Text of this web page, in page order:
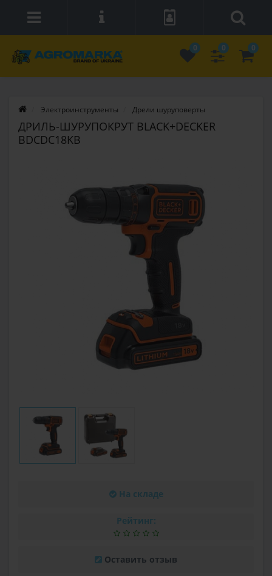
0 0 0
Электроинструменты Дрели шуруповерты
ДРИЛЬ-ШУРУПОКРУТ BLACK+DECKER
BDCDC18KB
На складе
Рейтинг:
Оставить отзыв